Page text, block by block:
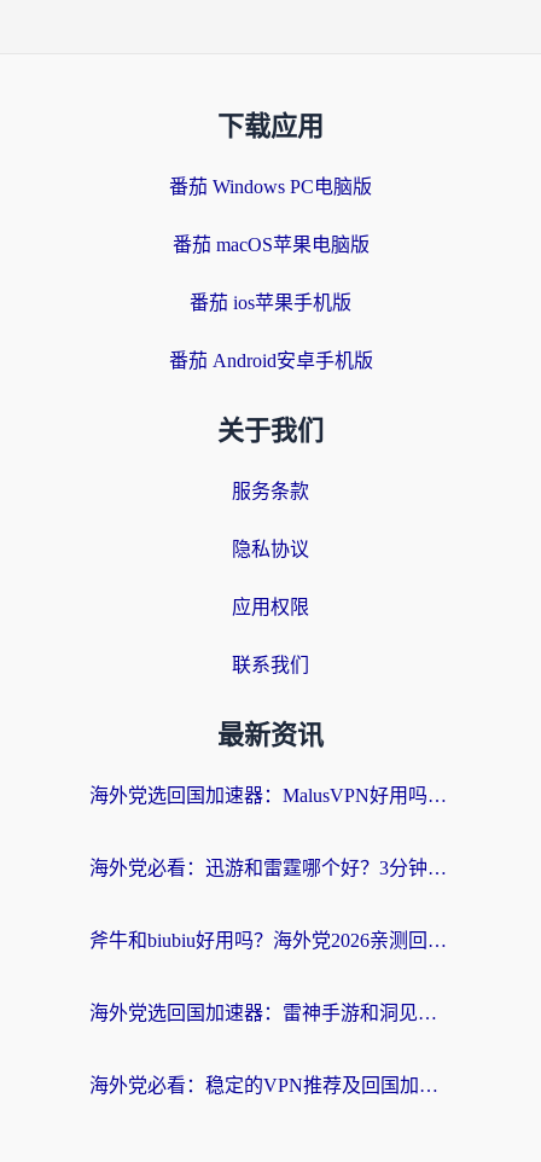
下载应用
番茄 Windows PC电脑版
番茄 macOS苹果电脑版
番茄 ios苹果手机版
番茄 Android安卓手机版
关于我们
服务条款
隐私协议
应用权限
联系我们
最新资讯
海外党选回国加速器：MalusVPN好用吗？和快帆VPN哪个好？附真实对比与避坑指南
海外党必看：迅游和雷霆哪个好？3分钟教你选对回国加速器，无缝刷国内剧玩手游
斧牛和biubiu好用吗？海外党2026亲测回国加速器指南，附番茄加速器深度体验
海外党选回国加速器：雷神手游和洞见哪个好？附iPhone免费VPN推荐及ChickCNUfunR实测
海外党必看：稳定的VPN推荐及回国加速器选择全攻略——告别地域限制，轻松刷国内资源